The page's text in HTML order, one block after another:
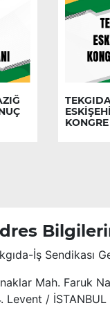
İş Sendikası
Mah. Faruk
Levent / İSTANBUL